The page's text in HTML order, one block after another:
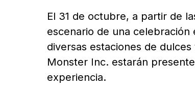
El 31 de octubre, a partir de
escenario de una
diversas estaciones de
Monster Inc. estarán
experiencia.